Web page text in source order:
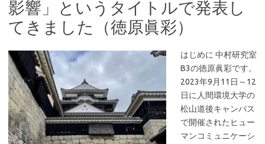
影響」というタイトルで発表し
てきました（徳原眞彩）
はじめに 中村研究室
B3の徳原眞彩です。
2023年9月11日～12
日に人間環境大学の
松山道後キャンパス
で開催されたヒュー
マンコミュニケーシ